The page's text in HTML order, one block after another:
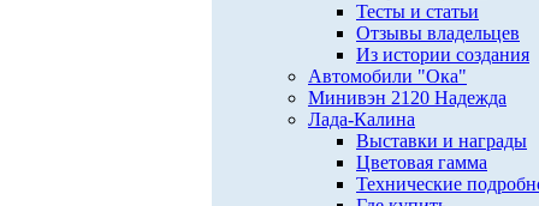
Тесты и статьи
Отзывы владельцев
Из истории создания
Автомобили "Ока"
Минивэн 2120 Надежда
Лада-Калина
Выставки и награды
Цветовая гамма
Технические